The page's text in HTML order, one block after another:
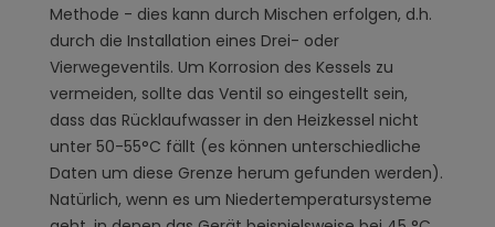
Methode - dies kann durch Mischen erfolgen, d.h.
durch die Installation eines Drei- oder
Vierwegeventils. Um Korrosion des Kessels zu
vermeiden, sollte das Ventil so eingestellt sein,
dass das Rücklaufwasser in den Heizkessel nicht
unter 50-55°C fällt (es können unterschiedliche
Daten um diese Grenze herum gefunden werden).
Natürlich, wenn es um Niedertemperatursysteme